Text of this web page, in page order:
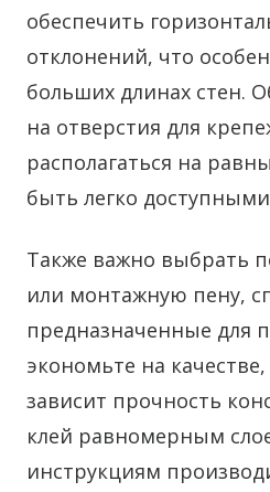
обеспечить
отклонений, что
больших длинах стен.
на отверстия для
располагаться на
быть легко
Также важно выбрать
или монтажную пену,
предназначенные для
экономьте на качестве,
зависит прочность
клей равномерным
инструкциям